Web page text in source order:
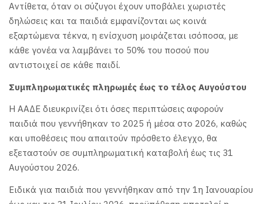
Αντίθετα, όταν οι σύζυγοι έχουν υποβάλει χωριστές
δηλώσεις και τα παιδιά εμφανίζονται ως κοινά
εξαρτώμενα τέκνα, η ενίσχυση μοιράζεται ισόποσα, με
κάθε γονέα να λαμβάνει το 50% του ποσού που
αντιστοιχεί σε κάθε παιδί.
Συμπληρωματικές πληρωμές έως το τέλος Αυγούστου
Η ΑΑΔΕ διευκρινίζει ότι όσες περιπτώσεις αφορούν
παιδιά που γεννήθηκαν το 2025 ή μέσα στο 2026, καθώς
και υποθέσεις που απαιτούν πρόσθετο έλεγχο, θα
εξεταστούν σε συμπληρωματική καταβολή έως τις 31
Αυγούστου 2026.
Ειδικά για παιδιά που γεννήθηκαν από την 1η Ιανουαρίου